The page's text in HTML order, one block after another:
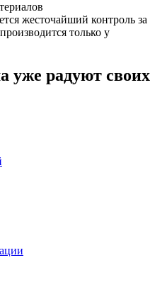
жесточайший контроль за
только у
уже радуют своих